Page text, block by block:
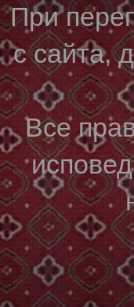
При
с сайта,
Все